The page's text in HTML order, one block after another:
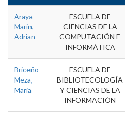
Araya
Marin,
Adrian
ESCUELA DE
CIENCIAS DE LA
COMPUTACIÓN E
INFORMÁTICA
Briceño
Meza,
Maria
ESCUELA DE
BIBLIOTECOLOGÍA
Y CIENCIAS DE LA
INFORMACIÓN